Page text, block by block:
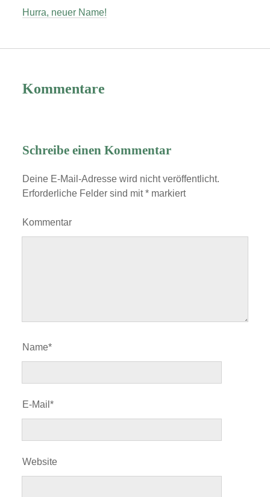
Hurra, neuer Name!
Kommentare
Schreibe einen Kommentar
Deine E-Mail-Adresse wird nicht veröffentlicht.
Erforderliche Felder sind mit* markiert
Kommentar
Name*
E-Mail*
Website